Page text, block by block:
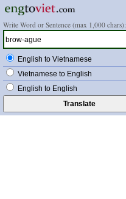
Write Word or Sentence (max 1,000 chars):
English to Vietnamese
Vietnamese to English
English to English